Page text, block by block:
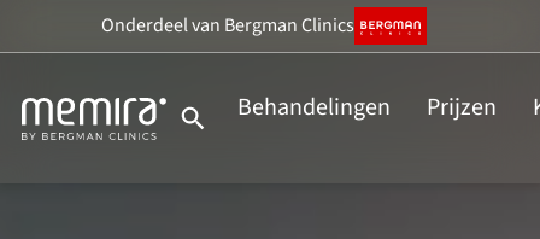
naar
inhoud
Onderdeelvan Bergman Clinics
Behandelingen Prijzen